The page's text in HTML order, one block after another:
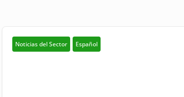
Noticias del Sector Español